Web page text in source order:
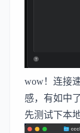
wow！连接
感，有如中
先测试下本